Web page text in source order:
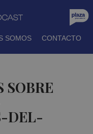
SOMOS CONTACTO
SOBRE
DEL-